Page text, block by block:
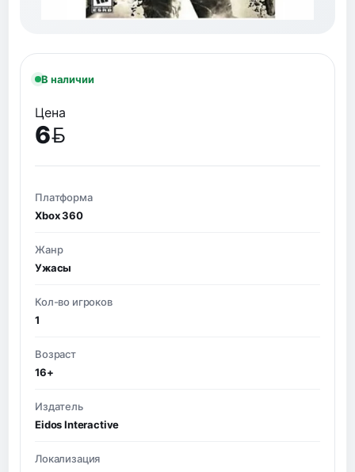
В наличии
Цена
6
BYN
Платформа
Xbox 360
Жанр
Ужасы
Кол-во игроков
1
Возраст
16+
Издатель
Eidos Interactive
Локализация